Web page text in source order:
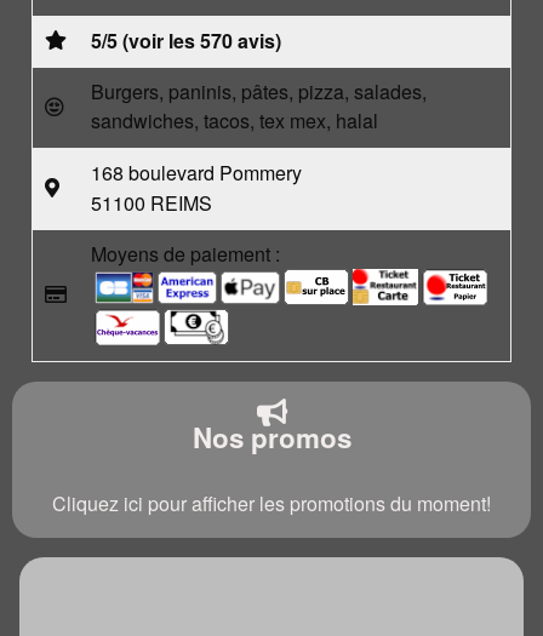
5/5 (voir les 570 avis)
Burgers, paninis, pâtes, pizza, salades,
sandwiches, tacos, tex mex, halal
168 boulevard Pommery
51100 REIMS
Moyens de paiement :
Nos promos
Cliquez ici pour afficher les promotions du moment!